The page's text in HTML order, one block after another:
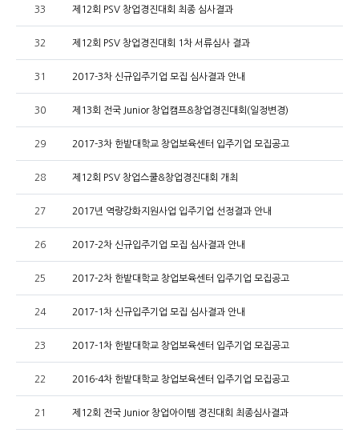
33 제12회 PSV 창업경진대회 최종 심사결과
32 제12회 PSV 창업경진대회 1차 서류심사 결과
31 2017-3차 신규입주기업 모집 심사결과 안내
30 제13회 전국 Junior 창업캠프&창업경진대회(일정변경)
29 2017-3차 한밭대학교 창업보육센터 입주기업 모집공고
28 제12회 PSV 창업스쿨&창업경진대회 개최
27 2017년 역량강화지원사업 입주기업 선정결과 안내
26 2017-2차 신규입주기업 모집 심사결과 안내
25 2017-2차 한밭대학교 창업보육센터 입주기업 모집공고
24 2017-1차 신규입주기업 모집 심사결과 안내
23 2017-1차 한밭대학교 창업보육센터 입주기업 모집공고
22 2016-4차 한밭대학교 창업보육센터 입주기업 모집공고
21 제12회 전국 Junior 창업아이템 경진대회 최종심사결과